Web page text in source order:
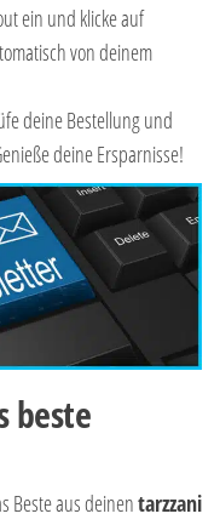
ein und klicke auf
von deinem
deine Bestellung und
deine Ersparnisse!
beste
Beste aus deinentarzzani